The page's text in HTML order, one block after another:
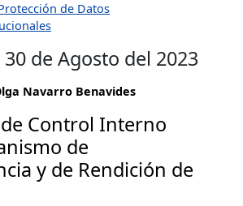
de Datos
de Agosto del 2023
Navarro Benavides
Control Interno
de
y de Rendición de